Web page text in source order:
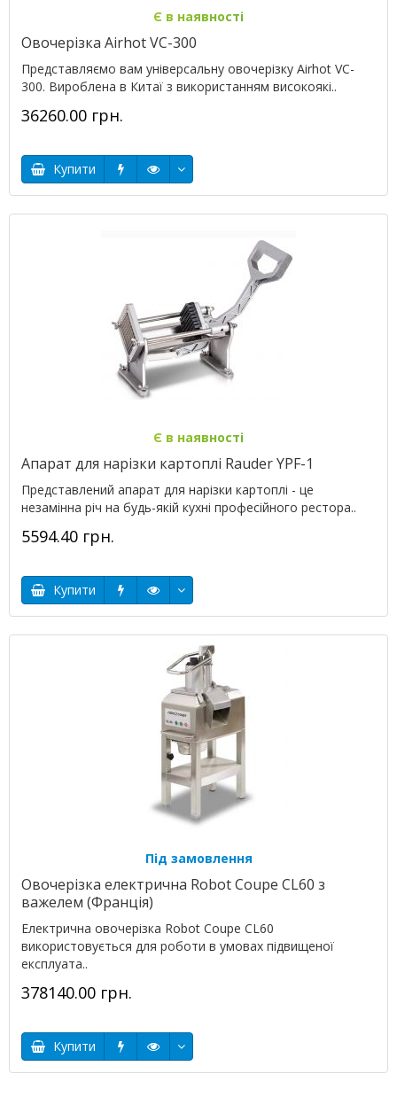
Є в наявності
Овочерізка Airhot VC-300
Представляємо вам універсальну овочерізку Airhot VC-
300. Вироблена в Китаї з використанням високоякі..
36260.00 грн.
Купити
Є в наявності
Апарат для нарізки картоплі Rauder YPF-1
Представлений апарат для нарізки картоплі - це
незамінна річ на будь-якій кухні професійного рестора..
5594.40 грн.
Купити
Під замовлення
Овочерізка електрична Robot Coupe CL60 з
важелем (Франція)
Електрична овочерізка Robot Coupe CL60
використовується для роботи в умовах підвищеної
експлуата..
378140.00 грн.
Купити